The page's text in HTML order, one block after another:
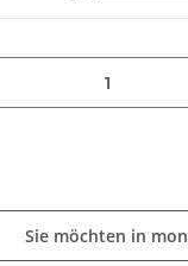
Sie möchten in